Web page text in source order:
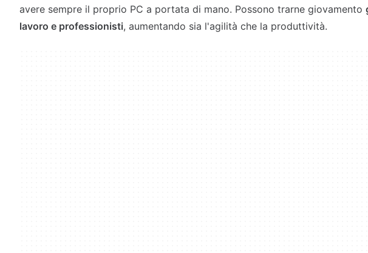
avere sempre il proprio PC a portata di mano. Possono trarne giovamento
lavoro e professionisti, aumentando sia l'agilità che la produttività.